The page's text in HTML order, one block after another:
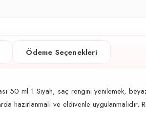
Ödeme Seçenekleri
50 ml 1 Siyah, saç rengini yenilemek,
hazırlanmalı ve eldivenle